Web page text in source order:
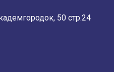
50 стр.24